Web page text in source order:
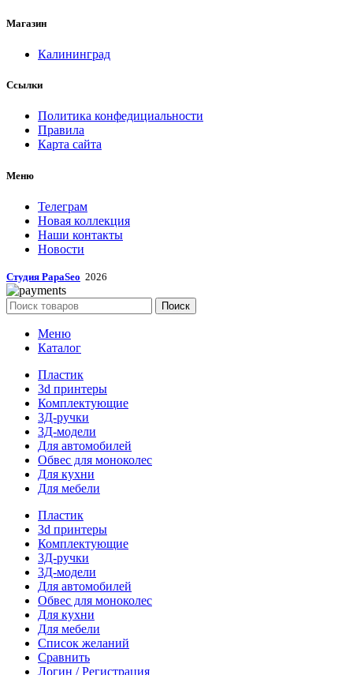
Магазин
Калининград
Ссылки
Политика конфедициальности
Правила
Карта сайта
Меню
Телеграм
Новая коллекция
Наши контакты
Новости
Студия PapaSeo 2026
Поиск
Меню
Каталог
Пластик
3d принтеры
Комплектующие
3Д-ручки
3Д-модели
Для автомобилей
Обвес для моноколес
Для кухни
Для мебели
Пластик
3d принтеры
Комплектующие
3Д-ручки
3Д-модели
Для автомобилей
Обвес для моноколес
Для кухни
Для мебели
Список желаний
Сравнить
Логин / Регистрация